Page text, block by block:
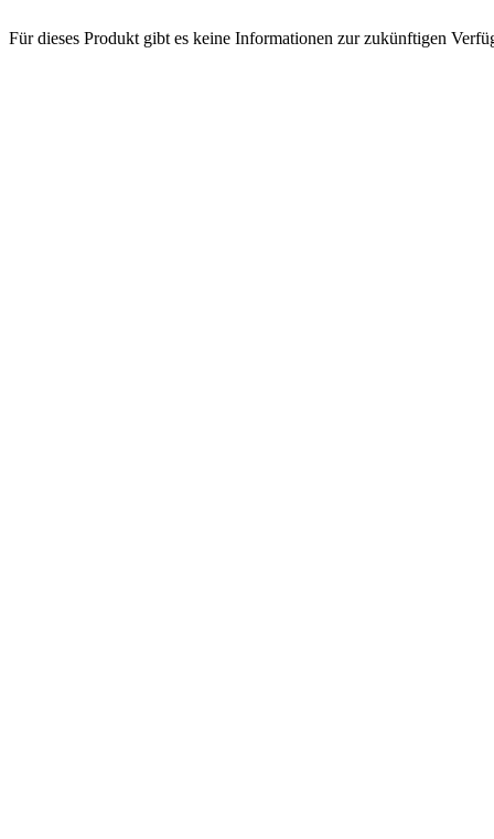
Für dieses Produkt gibt es keine Informationen zur zukünftigen